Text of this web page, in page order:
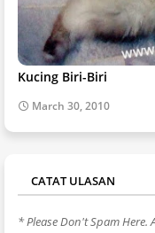
Kucing Biri-Biri
March 30, 2010
CATAT ULASAN
* Please Don't Spam Here.